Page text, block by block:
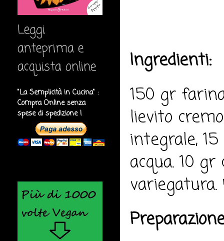
Ingredienti:
150 gr
lievito
integrale,
acqua. 10
Leggi
anteprima e
acquista online
"La Semplicità in Cucina" :
Compra Online senza
spese di spedizione !